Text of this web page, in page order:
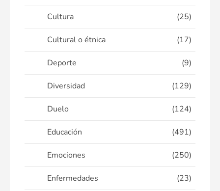
Cultura (25)
Cultural o étnica (17)
Deporte (9)
Diversidad (129)
Duelo (124)
Educación (491)
Emociones (250)
Enfermedades (23)